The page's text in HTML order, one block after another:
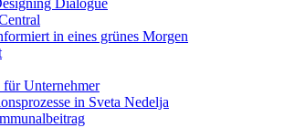
in eines grünes Morgen
für Unternehmer
in Sveta Nedelja